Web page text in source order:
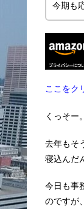
今期も
ここをク
くっそー
去年もそ
寝込んだ
今日も事
のですが